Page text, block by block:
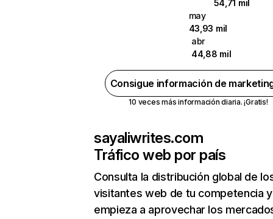
54,71 mil
may
43,93 mil
abr
44,88 mil
Consigue información de
10 veces más información diaria. ¡Gratis!
sayaliwrites.com
Tráfico web por país
Consulta la distribución global de
visitantes web de tu competencia y
empieza a aprovechar los